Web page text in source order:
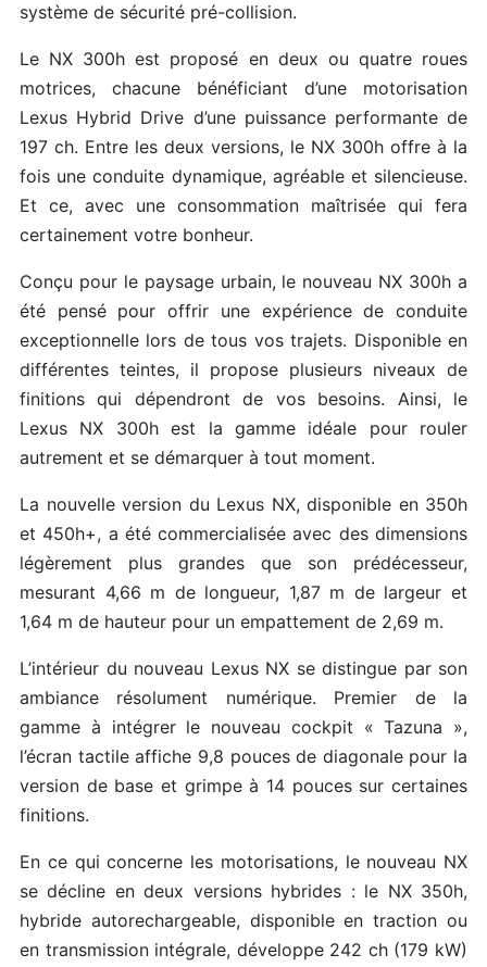
système de sécurité pré-collision.
Le NX 300h est proposé en deux ou quatre roues
motrices, chacune bénéficiant d’une motorisation
Lexus Hybrid Drive d’une puissance performante de
197 ch. Entre les deux versions, le NX 300h offre à la
fois une conduite dynamique, agréable et silencieuse.
Et ce, avec une consommation maîtrisée qui fera
certainement votre bonheur.
Conçu pour le paysage urbain, le nouveau NX 300h a
été pensé pour offrir une expérience de conduite
exceptionnelle lors de tous vos trajets. Disponible en
différentes teintes, il propose plusieurs niveaux de
finitions qui dépendront de vos besoins. Ainsi, le
Lexus NX 300h est la gamme idéale pour rouler
autrement et se démarquer à tout moment.
La nouvelle version du Lexus NX, disponible en 350h
et 450h+, a été commercialisée avec des dimensions
légèrement plus grandes que son prédécesseur,
mesurant 4,66 m de longueur, 1,87 m de largeur et
1,64 m de hauteur pour un empattement de 2,69 m.
L’intérieur du nouveau Lexus NX se distingue par son
ambiance résolument numérique. Premier de la
gamme à intégrer le nouveau cockpit « Tazuna »,
l’écran tactile affiche 9,8 pouces de diagonale pour la
version de base et grimpe à 14 pouces sur certaines
finitions.
En ce qui concerne les motorisations, le nouveau NX
se décline en deux versions hybrides : le NX 350h,
hybride autorechargeable, disponible en traction ou
en transmission intégrale, développe 242 ch (179 kW)